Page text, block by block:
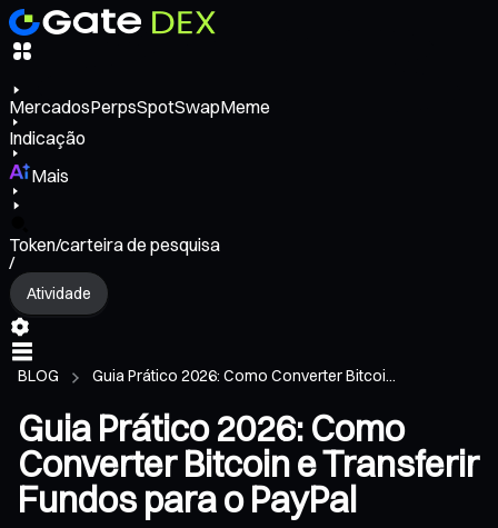
MercadosPerpsSpotSwapMeme
Indicação
Mais
Token/carteira de pesquisa
/
Atividade
BLOG Guia Prático 2026: Como Converter Bitcoi...
Guia Prático 2026: Como
Converter Bitcoin e Transferir
Fundos para o PayPal